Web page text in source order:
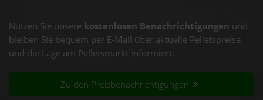
Nutzen Sie unsere kostenlosen Benachrichtigungen und
bleiben Sie bequem per E-Mail über aktuelle Pelletspreise
und die Lage am Pelletsmarkt informiert.
Zu den Preisbenachrichtigungen